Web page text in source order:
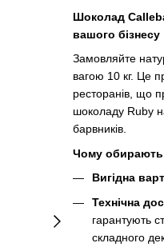
Шоколад
вашого бізнесу
Замовляйте
вагою 10 кг. Це
ресторанів, що
шоколаду Ruby
барвників.
Чому обирають
Вигідна
Технічна
гарантують
складного